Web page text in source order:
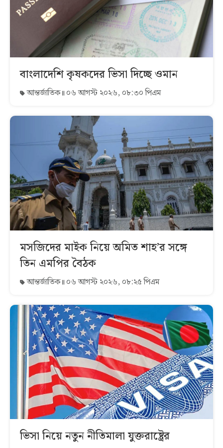
বাংলাদেশি কৃষকদের ভিসা দিচ্ছে ওমান
আন্তর্জাতিক ০৬ আগস্ট ২০২৬, ০৮:৩০ পিএম
মসজিদের মাইক নিয়ে অমিত শাহ’র সঙ্গে
তিন এমপির বৈঠক
আন্তর্জাতিক ০৬ আগস্ট ২০২৬, ০৮:২৫ পিএম
ভিসা নিয়ে নতুন নীতিমালা যুক্তরাষ্ট্রের